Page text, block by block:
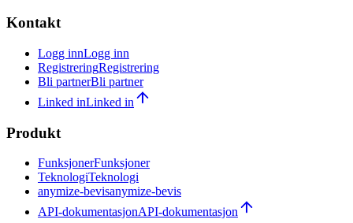
Kontakt
Logg innLogg inn
RegistreringRegistrering
Bli partnerBli partner
Linked inLinked in
Produkt
FunksjonerFunksjoner
TeknologiTeknologi
anymize-bevisanymize-bevis
API-dokumentasjonAPI-dokumentasjon